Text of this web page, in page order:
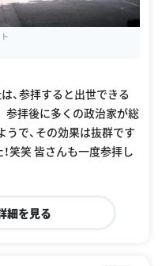
、参拝すると出世できる
参拝後に多くの政治家が総
で、その効果は抜群です
笑笑 皆さんも一度参拝し
細を見る